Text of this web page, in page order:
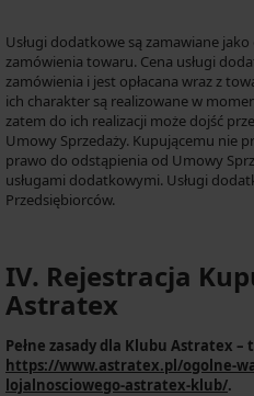
Usługi dodatkowe są zamawiane
zamówienia towaru. Cena usługi
zamówienia i jest opłacana wraz z
ich charakter są realizowane w
zatem do ich realizacji może dojść
Umowy Sprzedaży. Kupującemu nie
prawo do odstąpienia od Umowy
usługami dodatkowymi. Usługi
Przedsiębiorców.
IV. Rejestracja
Astratex
Pełne zasady dla Klubu Astratex –
https://www.astratex.pl/ogolne-
lojalnosciowego-astratex-klub/.